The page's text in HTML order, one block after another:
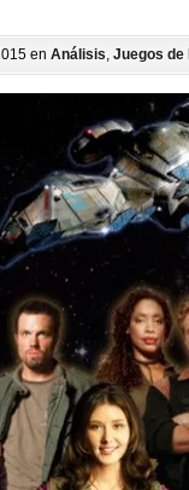
en Análisis, Juegos de